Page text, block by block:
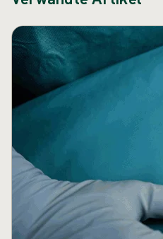
Karussell überspringen